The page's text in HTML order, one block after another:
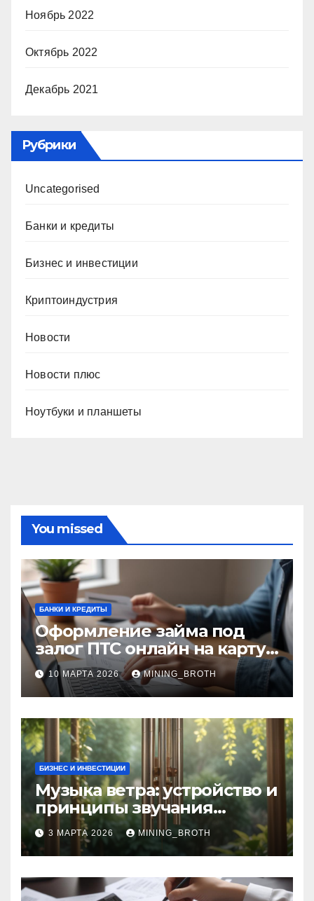
Ноябрь 2022
Октябрь 2022
Декабрь 2021
Рубрики
Uncategorised
Банки и кредиты
Бизнес и инвестиции
Криптоиндустрия
Новости
Новости плюс
Ноутбуки и планшеты
You missed
БАНКИ И КРЕДИТЫ
Оформление займа под
залог ПТС онлайн на карту
без визита в офис: порядок,
требования и документы
10 МАРТА 2026 MINING_BROTH
БИЗНЕС И ИНВЕСТИЦИИ
Музыка ветра: устройство и
принципы звучания
колокольчиков
3 МАРТА 2026 MINING_BROTH